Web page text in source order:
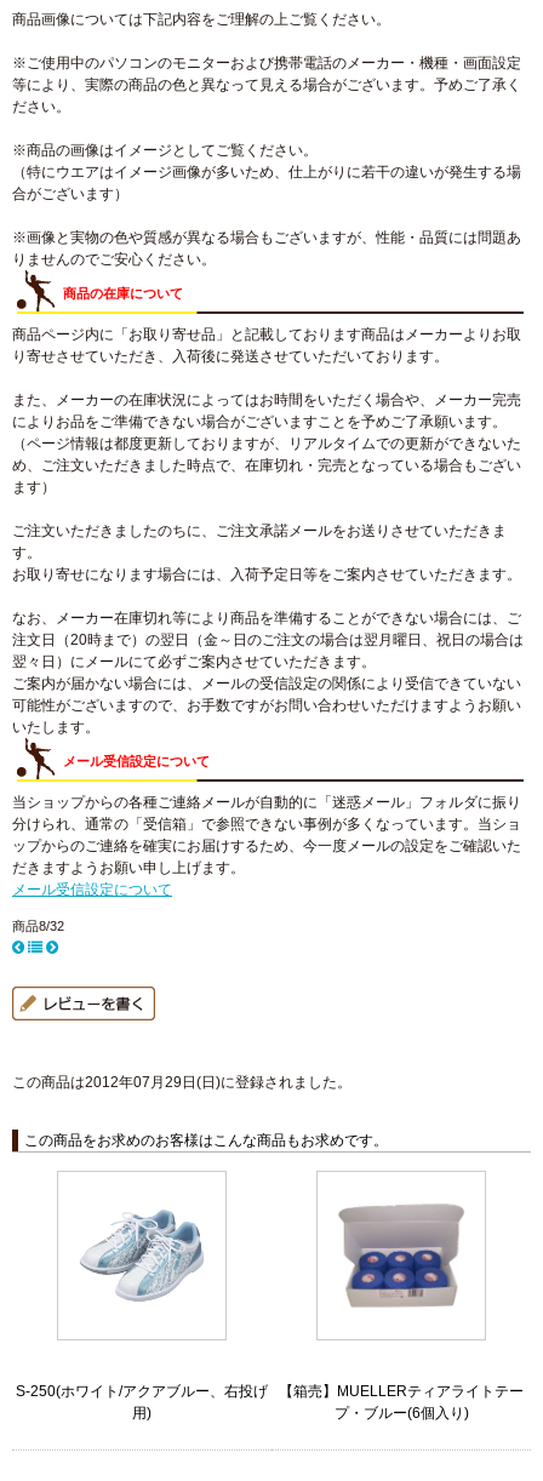
商品画像については下記内容をご理解の上ご覧ください。
※ご使用中のパソコンのモニターおよび携帯電話のメーカー・機種・画面設定
等により、実際の商品の色と異なって見える場合がございます。予めご了承く
ださい。
※商品の画像はイメージとしてご覧ください。
（特にウエアはイメージ画像が多いため、仕上がりに若干の違いが発生する場
合がございます）
※画像と実物の色や質感が異なる場合もございますが、性能・品質には問題あ
りませんのでご安心ください。
商品の在庫について
商品ページ内に「お取り寄せ品」と記載しております商品はメーカーよりお取
り寄せさせていただき、入荷後に発送させていただいております。
また、メーカーの在庫状況によってはお時間をいただく場合や、メーカー完売
によりお品をご準備できない場合がございますことを予めご了承願います。
（ページ情報は都度更新しておりますが、リアルタイムでの更新ができないた
め、ご注文いただきました時点で、在庫切れ・完売となっている場合もござい
ます）
ご注文いただきましたのちに、ご注文承諾メールをお送りさせていただきま
す。
お取り寄せになります場合には、入荷予定日等をご案内させていただきます。
なお、メーカー在庫切れ等により商品を準備することができない場合には、ご
注文日（20時まで）の翌日（金～日のご注文の場合は翌月曜日、祝日の場合は
翌々日）にメールにて必ずご案内させていただきます。
ご案内が届かない場合には、メールの受信設定の関係により受信できていない
可能性がございますので、お手数ですがお問い合わせいただけますようお願い
いたします。
メール受信設定について
当ショップからの各種ご連絡メールが自動的に「迷惑メール」フォルダに振り
分けられ、通常の「受信箱」で参照できない事例が多くなっています。当ショ
ップからのご連絡を確実にお届けするため、今一度メールの設定をご確認いた
だきますようお願い申し上げます。
メール受信設定について
商品8/32
この商品は2012年07月29日(日)に登録されました。
この商品をお求めのお客様はこんな商品もお求めです。
S-250(ホワイト/アクアブルー、右投げ
用)
【箱売】MUELLERティアライトテー
プ・ブルー(6個入り)